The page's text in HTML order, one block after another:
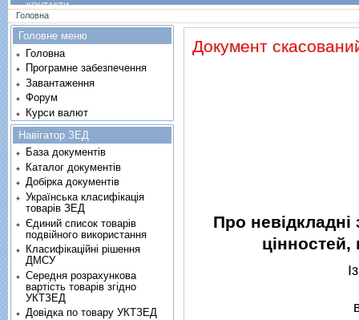
КОНТАКТИ
Ви є тут
Головна
Документ
Про невiдкладнi
цiнностей,
Головне меню
Головна
Програмне забезпечення
Завантаження
Форум
Курси валют
Навігатор ЗЕД
База документів
Каталог документів
Добірка документів
Українська класифікація
товарів ЗЕД
Єдиний список товарів
подвійного використання
Класифікаційні рішення
ДМСУ
Середня розрахункова
вартість товарів згідно
УКТЗЕД
Довідка по товару УКТЗЕД